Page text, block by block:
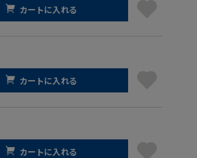
カートに入れる
カートに入れる
カートに入れる